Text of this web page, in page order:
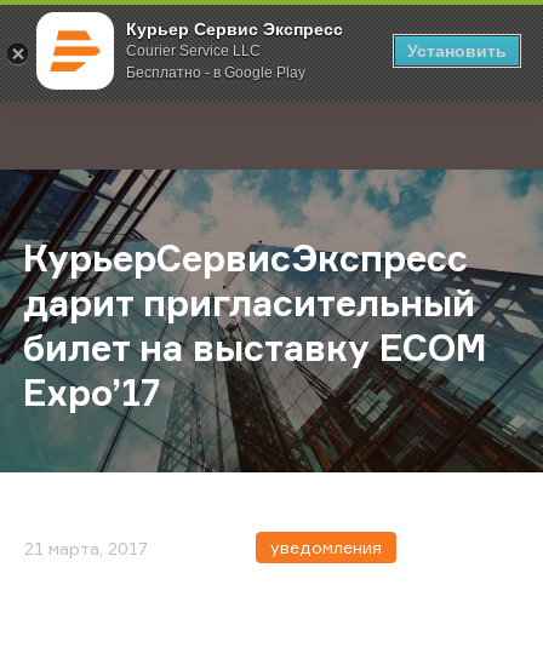
Курьер Сервис Экспресс
Courier Service LLC
Бесплатно - в Google Play
Установить
; Главная О компании Новости КурьерСервисЭкспресс дарит
КурьерСервисЭкспресс
дарит пригласительный
билет на выставку ECOM
Expo’17
21 марта, 2017 уведомления